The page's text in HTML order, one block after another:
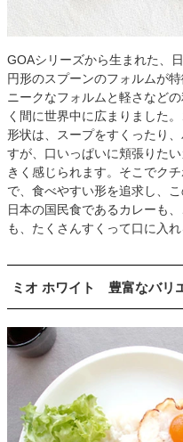
GOAシリーズから生まれた、
円形のスプーンのフォルムが
ニークなフォルムと軽さなど
く間に世界中に広まりました
形状は、スープをすくったり
すが、口いっぱいに頬張りた
きく感じられます。そこでク
で、食べやすい形を追求し、
日本の国民食であるカレーも
も、たくさんすくって口に入れ
ミオ ホワイト 豊富なバリ